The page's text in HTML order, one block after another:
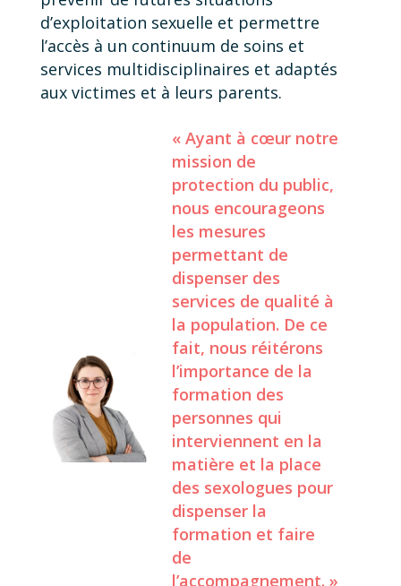
d’exploitation sexuelle et permettre
l’accès à un continuum de soins et
services multidisciplinaires et adaptés
aux victimes et à leurs parents.
« Ayant à cœur notre
mission de
protection du public,
nous encourageons
les mesures
permettant de
dispenser des
services de qualité à
la population. De ce
fait, nous réitérons
l’importance de la
formation des
personnes qui
interviennent en la
matière et la place
des sexologues pour
dispenser la
formation et faire
de
l’accompagnement. »